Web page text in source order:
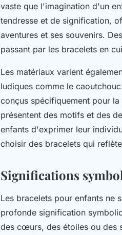
vaste que l'imagination d'un
tendresse et de signification,
aventures et ses souvenirs.
passant par les bracelets en
Les matériaux varient
ludiques comme le
conçus spécifiquement pour
présentent des motifs et des
enfants d'exprimer leur
choisir des bracelets qui
Significations
Les bracelets pour enfants ne
profonde signification
des cœurs, des étoiles ou des